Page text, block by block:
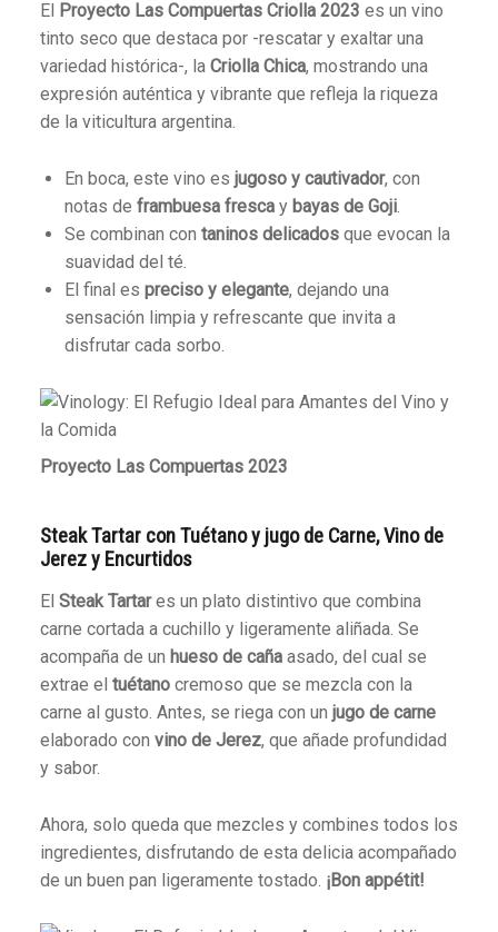
El Proyecto Las Compuertas Criolla 2023 es un vino
tinto seco que destaca por -rescatar y exaltar una
variedad histórica-, la Criolla Chica, mostrando una
expresión auténtica y vibrante que refleja la riqueza
de la viticultura argentina.
En boca, este vino es jugoso y cautivador, con
notas de frambuesa frescay bayas de Goji.
Se combinan con taninos delicadosque evocan la
suavidad del té.
El final es preciso y elegante, dejando una
sensación limpia y refrescante que invita a
disfrutar cada sorbo.
Proyecto Las Compuertas 2023
Steak Tartar con Tuétano y jugo de Carne, Vino de
Jerez y Encurtidos
El Steak Tartares un plato distintivo que combina
carne cortada a cuchillo y ligeramente aliñada. Se
acompaña de un hueso de cañaasado, del cual se
extrae el tuétanocremoso que se mezcla con la
carne al gusto. Antes, se riega con un jugo de carne
elaborado con vino de Jerez, que añade profundidad
y sabor.
Ahora, solo queda que mezcles y combines todos los
ingredientes, disfrutando de esta delicia acompañado
de un buen pan ligeramente tostado. ¡Bon appétit!